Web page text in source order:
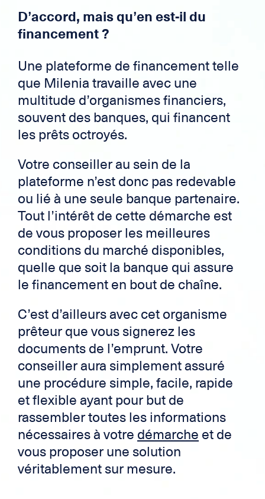
D’accord, mais qu’en est-il du
financement ?
Une plateforme de financement telle
que Milenia travaille avec une
multitude d’organismes financiers,
souvent des banques, qui financent
les prêts octroyés.
Votre conseiller au sein de la
plateforme n’est donc pas redevable
ou lié à une seule banque partenaire.
Tout l’intérêt de cette démarche est
de vous proposer les meilleures
conditions du marché disponibles,
quelle que soit la banque qui assure
le financement en bout de chaîne.
C’est d’ailleurs avec cet organisme
prêteur que vous signerez les
documents de l’emprunt. Votre
conseiller aura simplement assuré
une procédure simple, facile, rapide
et flexible ayant pour but de
rassembler toutes les informations
nécessaires à votre démarche et de
vous proposer une solution
véritablement sur mesure.